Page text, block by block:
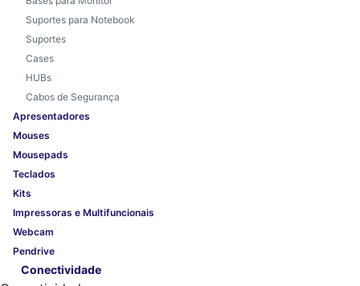
Suportes para Notebook
Suportes
Cases
HUBs
Cabos de Segurança
Apresentadores
Mouses
Mousepads
Teclados
Kits
Impressoras e Multifuncionais
Webcam
Pendrive
Conectividade